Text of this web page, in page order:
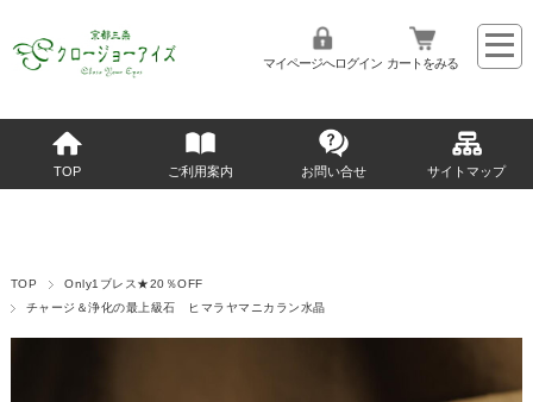
マイページへログイン カートをみる
TOP ご利用案内 お問い合せ サイトマップ
TOP
Only1ブレス★20％OFF
チャージ＆浄化の最上級石 ヒマラヤマニカラン水晶